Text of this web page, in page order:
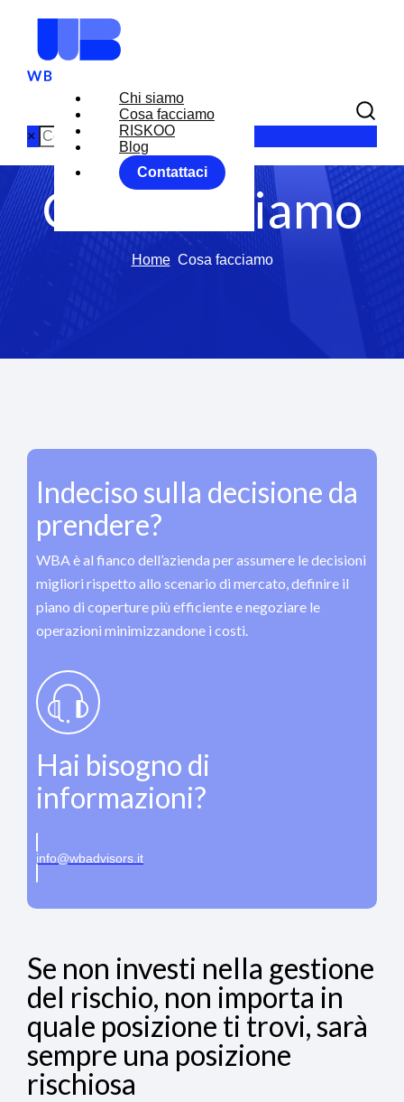
Chi siamo
Cosa facciamo
RISKOO
Blog
Contattaci
×
Cosa facciamo
Home Cosa facciamo
Indeciso sulla decisione da
prendere?
WBA è al fianco dell’azienda per assumere le decisioni
migliori rispetto allo scenario di mercato, definire il
piano di coperture più efficiente e negoziare le
operazioni minimizzandone i costi.
Hai bisogno di
informazioni?
info@wbadvisors.it
Se non investi nella gestione
del rischio, non importa in
quale posizione ti trovi, sarà
sempre una posizione
rischiosa